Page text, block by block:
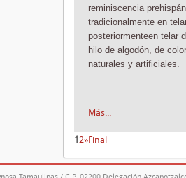
reminiscencia
tradicionalmente en
posteriormenteen telar
hilo de algodón, de
naturales y artificiales.
Más...
1 2»Final